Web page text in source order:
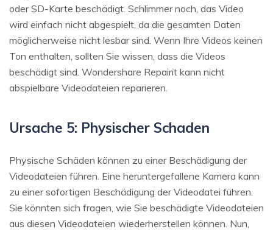
oder SD-Karte beschädigt. Schlimmer noch, das Video
wird einfach nicht abgespielt, da die gesamten Daten
möglicherweise nicht lesbar sind. Wenn Ihre Videos keinen
Ton enthalten, sollten Sie wissen, dass die Videos
beschädigt sind. Wondershare Repairit kann nicht
abspielbare Videodateien reparieren.
Ursache 5: Physischer Schaden
Physische Schäden können zu einer Beschädigung der
Videodateien führen. Eine heruntergefallene Kamera kann
zu einer sofortigen Beschädigung der Videodatei führen.
Sie könnten sich fragen, wie Sie beschädigte Videodateien
aus diesen Videodateien wiederherstellen können. Nun,